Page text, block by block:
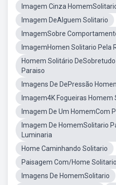
Imagem Cinza
Imagem DeAlguem Solitario
ImagemSobre
ImagemHomen Solitario Pela
Homem Solitário
Paraiso
Imagens De DePressão
Imagem4K Fogueiras Homem
Imagem De Um HomemCom
Imagem De HomemSolitario
Luminaria
Home Caminhando Solitario
Paisagem Com/Home Solitario
Imagens De HomemSolitario